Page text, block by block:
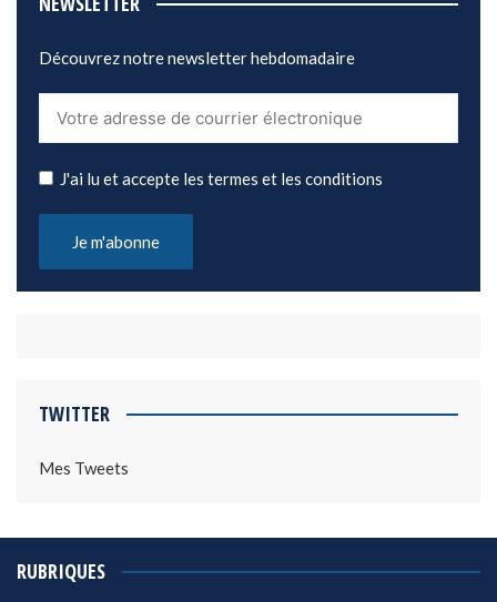
Découvrez notre newsletter hebdomadaire
J'ai lu et accepte les termes et les conditions
TWITTER
Mes Tweets
RUBRIQUES